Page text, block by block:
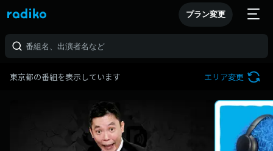
プラン変更
東京都の番組を表示しています エリア変更